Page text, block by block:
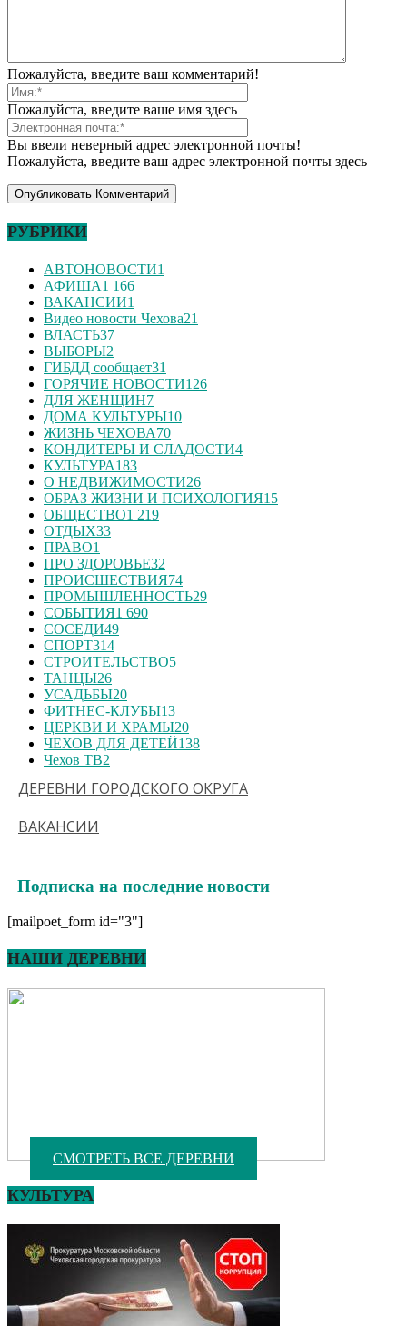
Пожалуйста, введите ваш комментарий!
Пожалуйста, введите ваше имя здесь
Вы ввели неверный адрес электронной почты!
Пожалуйста, введите ваш адрес электронной почты здесь
РУБРИКИ
АВТОНОВОСТИ1
АФИША1 166
ВАКАНСИИ1
Видео новости Чехова21
ВЛАСТЬ37
ВЫБОРЫ2
ГИБДД сообщает31
ГОРЯЧИЕ НОВОСТИ126
ДЛЯ ЖЕНЩИН7
ДОМА КУЛЬТУРЫ10
ЖИЗНЬ ЧЕХОВА70
КОНДИТЕРЫ И СЛАДОСТИ4
КУЛЬТУРА183
О НЕДВИЖИМОСТИ26
ОБРАЗ ЖИЗНИ И ПСИХОЛОГИЯ15
ОБЩЕСТВО1 219
ОТДЫХ33
ПРАВО1
ПРО ЗДОРОВЬЕ32
ПРОИСШЕСТВИЯ74
ПРОМЫШЛЕННОСТЬ29
СОБЫТИЯ1 690
СОСЕДИ49
СПОРТ314
СТРОИТЕЛЬСТВО5
ТАНЦЫ26
УСАДЬБЫ20
ФИТНЕС-КЛУБЫ13
ЦЕРКВИ И ХРАМЫ20
ЧЕХОВ ДЛЯ ДЕТЕЙ138
Чехов ТВ2
ДЕРЕВНИ ГОРОДСКОГО ОКРУГА
ВАКАНСИИ
Подписка на последние новости
[mailpoet_form id="3"]
НАШИ ДЕРЕВНИ
СМОТРЕТЬ ВСЕ ДЕРЕВНИ
КУЛЬТУРА